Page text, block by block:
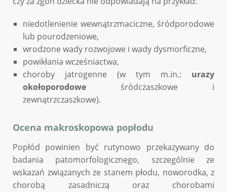
niedotlenienie wewnątrzmaciczne, śródporodowe
lub pourodzeniowe,
wrodzone wady rozwojowe i wady dysmorficzne,
powikłania wcześniactwa,
choroby jatrogenne (w tym m.in.: urazy
okołoporodowe śródczaszkowe i
zewnątrzczaszkowe).
Ocena makroskopowa popłodu
Popłód powinien być rutynowo przekazywany do
badania patomorfologicznego, szczególnie ze
wskazań związanych ze stanem płodu, noworodka, z
chorobą zasadniczą oraz chorobami